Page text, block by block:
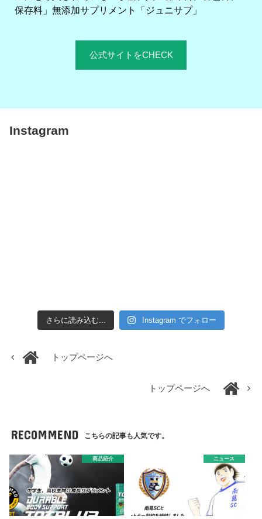
保存料」無添加サプリメント「ジュニサプ」
公式サイトをCHECK
Instagram
さらに読み込む... Instagram でフォロー
トップページへ
トップページへ
RECOMMEND こちらの記事も人気です。
商品紹介 ニュース